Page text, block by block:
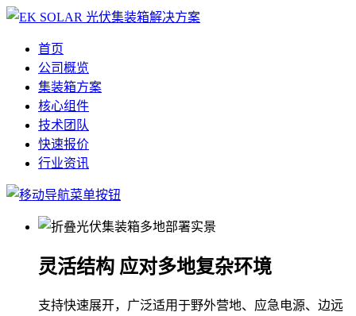
首页
公司概览
集装箱方案
核心组件
技术团队
快速报价
行业资讯
灵活结构 应对多地复杂环境
支持快速展开，广泛适用于野外营地、应急电源、边远